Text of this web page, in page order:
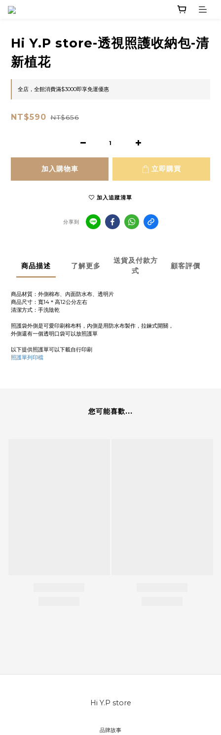
Hi Y.P store-透視照護收納包-清
新植花
全店，全館消費滿$3000即享免運優惠
NT$590 NT$656
加入購物車 立即購買
加入追蹤清單
分享到
商品描述 了解更多
送貨及付款方
式
顧客評價
商品材質：外側棉布、內面防水布、透明片
商品尺寸：寬14＊高12公分左右
清潔方式：手洗陰乾
照護袋外側是可愛印刷棉布料，內側是用防水布製作，拉鍊式開關，
外側還有一個透明口袋可以放照護單
以下提供照護單可以下載自行印刷
照護單列印檔
您可能喜歡...
Hi Y.P store
品牌故事